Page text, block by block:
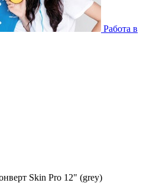
Работа в
Skin Pro 12" (grey)